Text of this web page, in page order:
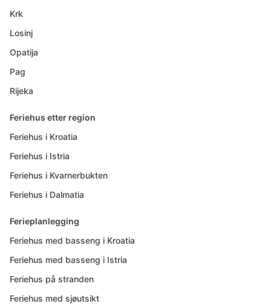
Krk
Losinj
Opatija
Pag
Rijeka
Feriehus etter region
Feriehus i Kroatia
Feriehus i Istria
Feriehus i Kvarnerbukten
Feriehus i Dalmatia
Ferieplanlegging
Feriehus med basseng i Kroatia
Feriehus med basseng i Istria
Feriehus på stranden
Feriehus med sjøutsikt